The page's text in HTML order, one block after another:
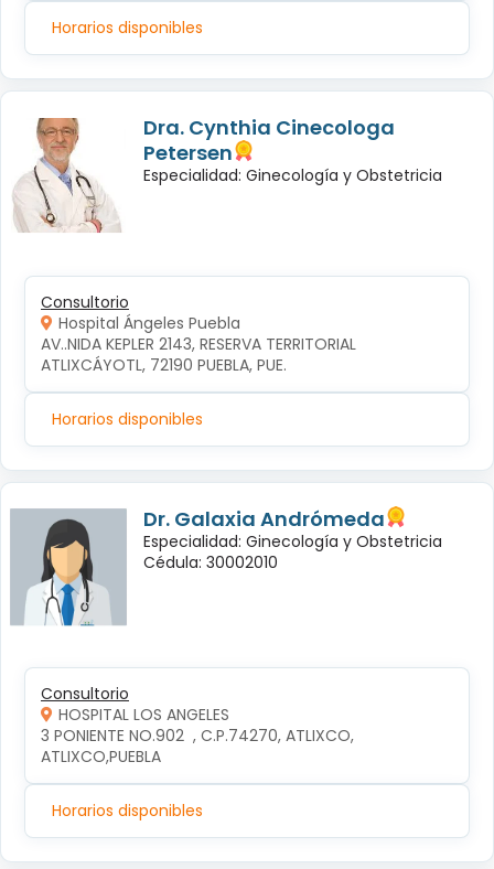
Horarios disponibles
Dra. Cynthia Cinecologa
Petersen
Especialidad: Ginecología y Obstetricia
Consultorio
Hospital Ángeles Puebla
AV..NIDA KEPLER 2143, RESERVA TERRITORIAL
ATLIXCÁYOTL, 72190 PUEBLA, PUE.
Horarios disponibles
Dr. Galaxia Andrómeda
Especialidad: Ginecología y Obstetricia
Cédula: 30002010
Consultorio
HOSPITAL LOS ANGELES
3 PONIENTE NO.902  , C.P.74270, ATLIXCO,
ATLIXCO,PUEBLA
Horarios disponibles